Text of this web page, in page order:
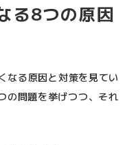
る8つの原因
なる原因と対策を見てい
の問題を挙げつつ、それ